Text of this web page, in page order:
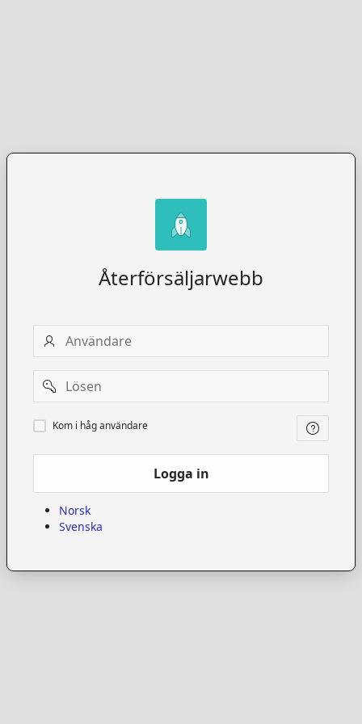
Återförsäljarwebb
Användare
Password
Kom
i
Kom i håg användare
Logga in
Norsk
Svenska